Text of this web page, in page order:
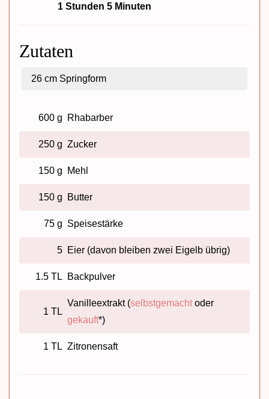
1 Stunden 5 Minuten
Zutaten
26 cm Springform
600 g Rhabarber
250 g Zucker
150 g Mehl
150 g Butter
75 g Speisestärke
5 Eier (davon bleiben zwei Eigelb übrig)
1.5 TL Backpulver
1 TL
Vanilleextrakt (selbstgemacht oder
gekauft*)
1 TL Zitronensaft